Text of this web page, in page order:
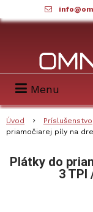
Menu
Úvod Príslušenstvo
priamočiarej píly na
Plátky do
3 TPI